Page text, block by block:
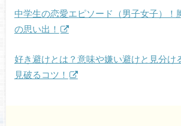
中学生の恋愛エピソード（男子女子）！
の思い出！
好き避けとは？意味や嫌い避けと見分け
見破るコツ！